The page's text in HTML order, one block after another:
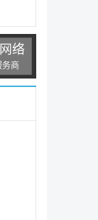
络
商